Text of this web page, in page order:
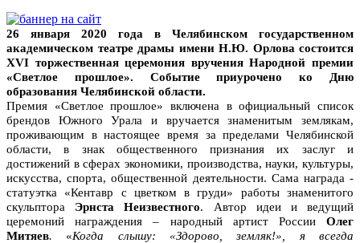
26 января 2020 года в Челябинском государственном
академическом театре драмы имени Н.Ю. Орлова состоится
XVI торжественная церемония вручения Народной премии
«Светлое прошлое».
Событие приурочено ко Дню
образования Челябинской области.
Премия «Светлое прошлое» включена в официальный список
брендов Южного Урала и вручается
знаменитымземлякам,
проживающим в настоящее время за пределами Челябинской
области, в знак общественного признания их заслуг и
достижений в сферах экономики, производства, науки, культуры,
искусства, спорта, общественной деятельности. Сама награда -
статуэтка «Кентавр с цветком в груди» работы знаменитого
скульптора Эрнста Неизвестного.
Автор идеи и ведущий
церемоний награждения – народный артист России Олег
Митяев. «Когда слышу: «Здорово, земляк!», я всегда